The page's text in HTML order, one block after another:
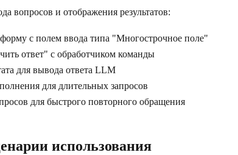
вопросов и отображения результатов:
с полем ввода типа "Многострочное поле"
ответ" с обработчиком команды
для вывода ответа LLM
для длительных запросов
для быстрого повторного обращения
использования